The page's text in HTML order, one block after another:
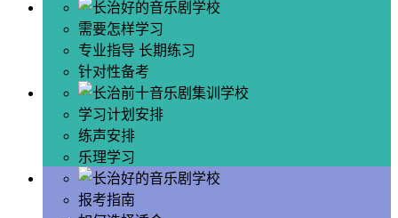
需要怎样学习
专业指导 长期练习
针对性备考
学习计划安排
练声安排
乐理学习
报考指南